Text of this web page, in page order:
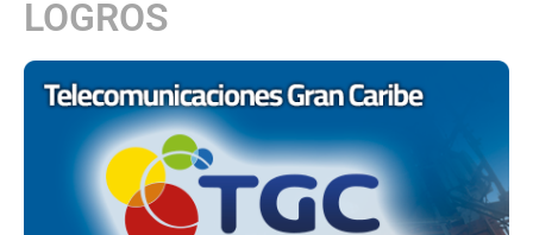
LOGROS